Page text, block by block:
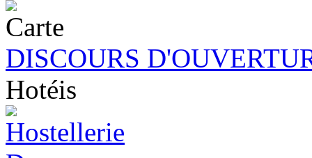
DISCOURS
Hotéis